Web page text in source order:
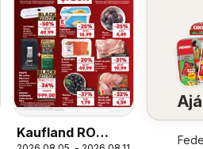
Kaufland RO